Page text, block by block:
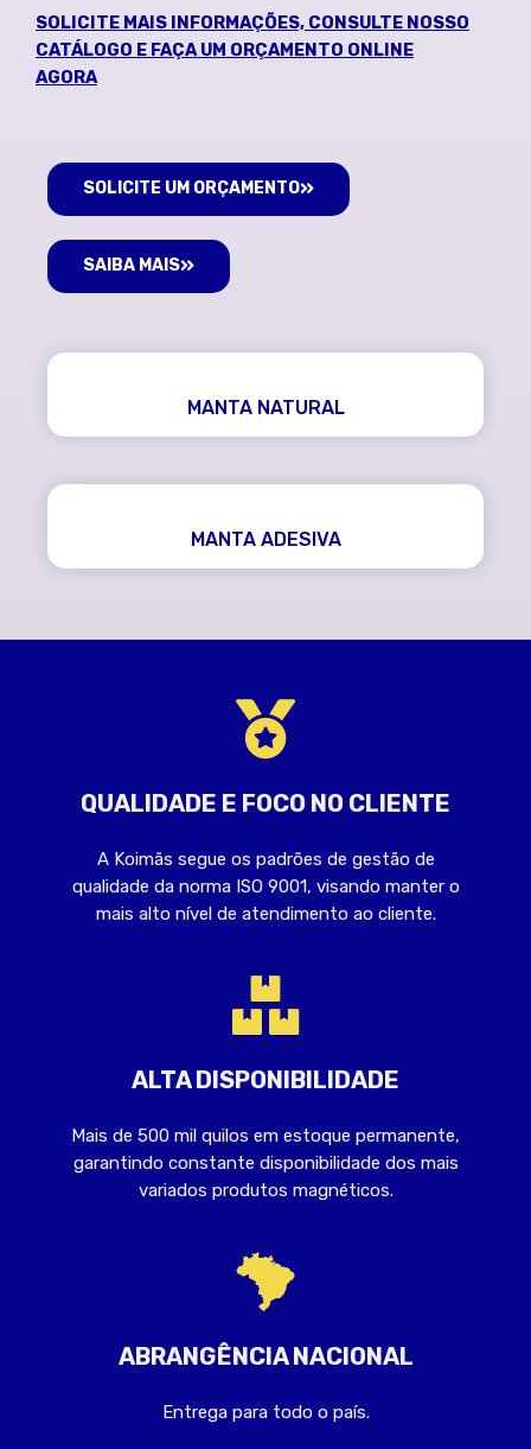
SOLICITE MAIS INFORMAÇÕES, CONSULTE NOSSO
CATÁLOGO E FAÇA UM ORÇAMENTO ONLINE
AGORA
SOLICITE UM ORÇAMENTO
SAIBA MAIS
MANTA NATURAL
MANTA ADESIVA
QUALIDADE E FOCO NO CLIENTE
A Koimãs segue os padrões de gestão de
qualidade da norma ISO 9001, visando manter o
mais alto nível de atendimento ao cliente.
ALTA DISPONIBILIDADE
Mais de 500 mil quilos em estoque permanente,
garantindo constante disponibilidade dos mais
variados produtos magnéticos.
ABRANGÊNCIA NACIONAL
Entrega para todo o país.